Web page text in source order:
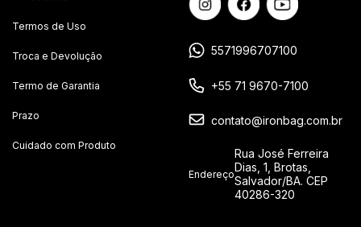
Termos de Uso
Troca e Devolução
Termo de Garantia
Prazo
Cuidado com Produto
5571996707100
+55 71 9670-7100
contato@ironbag.com.br
Endereço
Rua José Ferreira
Dias, 1, Brotas,
Salvador/BA. CEP
40286-320